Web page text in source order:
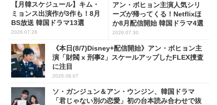
【月韓スケジュール】キム・
ミョンス出演作が3作も！8月
BS放送 韓国ドラマ13選
2026.07.28
アン・ボヒョン主演人気シリ
ーズが帰ってくる！Netflixほ
か8月配信開始 韓国ドラマ4選
2026.07.30
《本日(8/7)Disney+配信開始》アン・ボヒョン主
演「財閥 x 刑事2」スケールアップしたFLEX捜査
に注目
2026.08.07
ソ・ガンジュン＆アン・ウンジン、韓国ドラマ
「君じゃない別の恋愛」初の台本読み合わせで抜